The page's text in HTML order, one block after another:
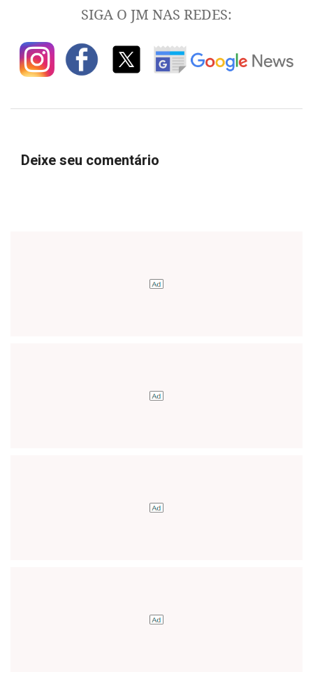
SIGA O JM NAS REDES:
Deixe seu comentário